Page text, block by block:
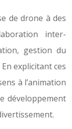
de drone à des
inter-
gestion du
explicitant ces
à l’animation
développement